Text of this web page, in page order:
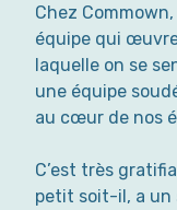
Chez
équipe qui
laquelle on se
une équipe
au cœur de nos
C’est très
petit soit-il, a un